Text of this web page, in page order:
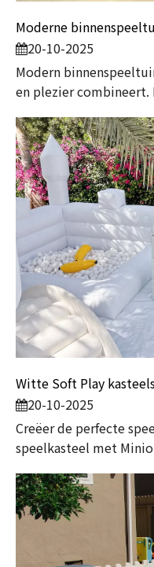
20-10-2025
Modern
en plezier combineert.
20-10-2025
Creëer de perfecte
speelkasteel met